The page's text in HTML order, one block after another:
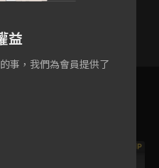
VIP VIP
VIP
益
事，我們為會員提供了